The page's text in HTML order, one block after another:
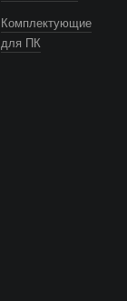
Комплектующие
для ПК